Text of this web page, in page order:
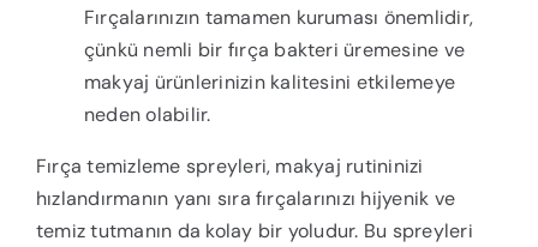
Fırçalarınızın tamamen kuruması önemlidir,
çünkü nemli bir fırça bakteri üremesine ve
makyaj ürünlerinizin kalitesini etkilemeye
neden olabilir.
Fırça temizleme spreyleri, makyaj rutininizi
hızlandırmanın yanı sıra fırçalarınızı hijyenik ve
temiz tutmanın da kolay bir yoludur. Bu spreyleri